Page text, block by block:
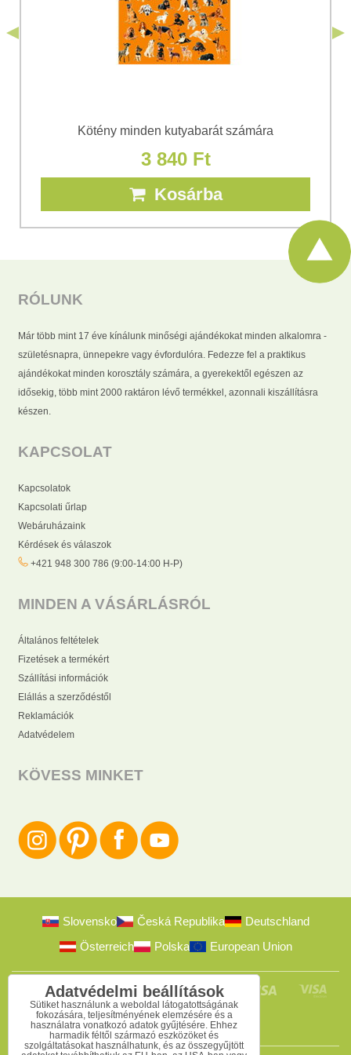
Kötény minden kutyabarát számára
3 840 Ft
Kosárba
RÓLUNK
Már több mint 17 éve kínálunk minőségi ajándékokat minden alkalomra -
születésnapra, ünnepekre vagy évfordulóra. Fedezze fel a praktikus
ajándékokat minden korosztály számára, a gyerekektől egészen az
idősekig, több mint 2000 raktáron lévő termékkel, azonnali kiszállításra
készen.
KAPCSOLAT
Kapcsolatok
Kapcsolati űrlap
Webáruházaink
Kérdések és válaszok
+421 948 300 786 (9:00-14:00 H-P)
MINDEN A VÁSÁRLÁSRÓL
Általános feltételek
Fizetések a termékért
Szállítási információk
Elállás a szerződéstől
Reklamációk
Adatvédelem
KÖVESS MINKET
Slovensko Česká Republika
Deutschland
Österreich
Polska European Union
Adatvédelmi beállítások
Sütiket használunk a weboldal látogatottságának
fokozására, teljesítményének elemzésére és a
használatra vonatkozó adatok gyűjtésére. Ehhez
harmadik féltől származó eszközöket és
szolgáltatásokat használhatunk, és az összegyűjtött